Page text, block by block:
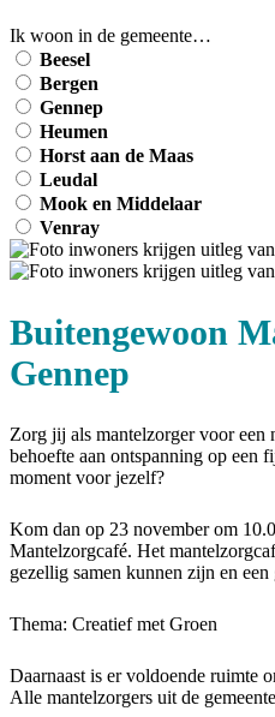
Ik woon in de gemeente…
Beesel
Bergen
Gennep
Heumen
Horst aan de Maas
Leudal
Mook en Middelaar
Venray
Buitengewoon
Gennep
Zorg jij als mantelzorger voor een
behoefte aan ontspanning op een
moment voor jezelf?
Kom dan op 23 november om
Mantelzorgcafé. Het
gezellig samen kunnen zijn en
Thema: Creatief met Groen
Daarnaast is er voldoende ruimte
Alle mantelzorgers uit de